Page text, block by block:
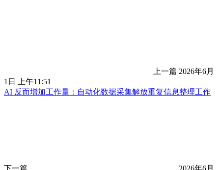
上一篇 2026年6月
1日 上午11:51
AI 反而增加工作量：自动化数据采集解放重复信息整理工作
下一篇
2026年6月